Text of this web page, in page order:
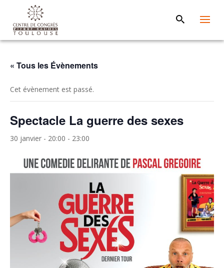
« Tous les Évènements
Cet évènement est passé.
Spectacle La guerre des sexes
30 janvier - 20:00 - 23:00